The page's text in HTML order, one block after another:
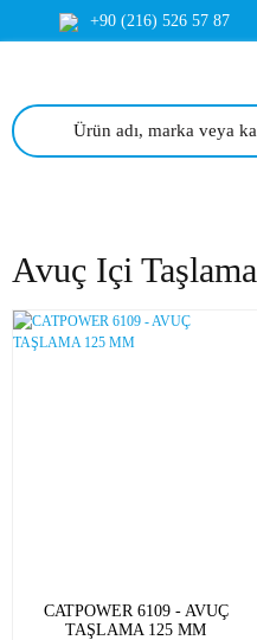
+90 (216) 526 57 87
Avuç Içi Taşlama
CATPOWER 6109 - AVUÇ
TAŞLAMA 125 MM